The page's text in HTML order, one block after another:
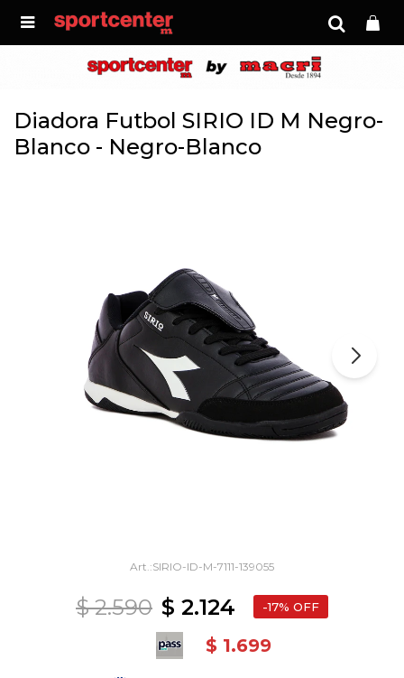

Diadora Futbol SIRIO ID M Negro-
Blanco - Negro-Blanco
SIRIO-ID-M-7111-139055
$ 2.124
$ 2.590 17
$ 1.699